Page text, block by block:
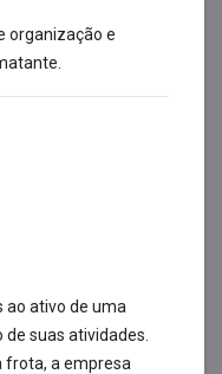
organização e
ao ativo de uma
suas atividades.
frota, a empresa